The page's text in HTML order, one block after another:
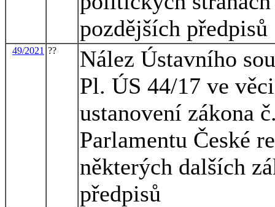
pozdějších předpisů
49/2021 ??
Nález Ústavního
Pl. ÚS 44/17 ve
ustanovení zákona
Parlamentu České
některých dalších
předpisů